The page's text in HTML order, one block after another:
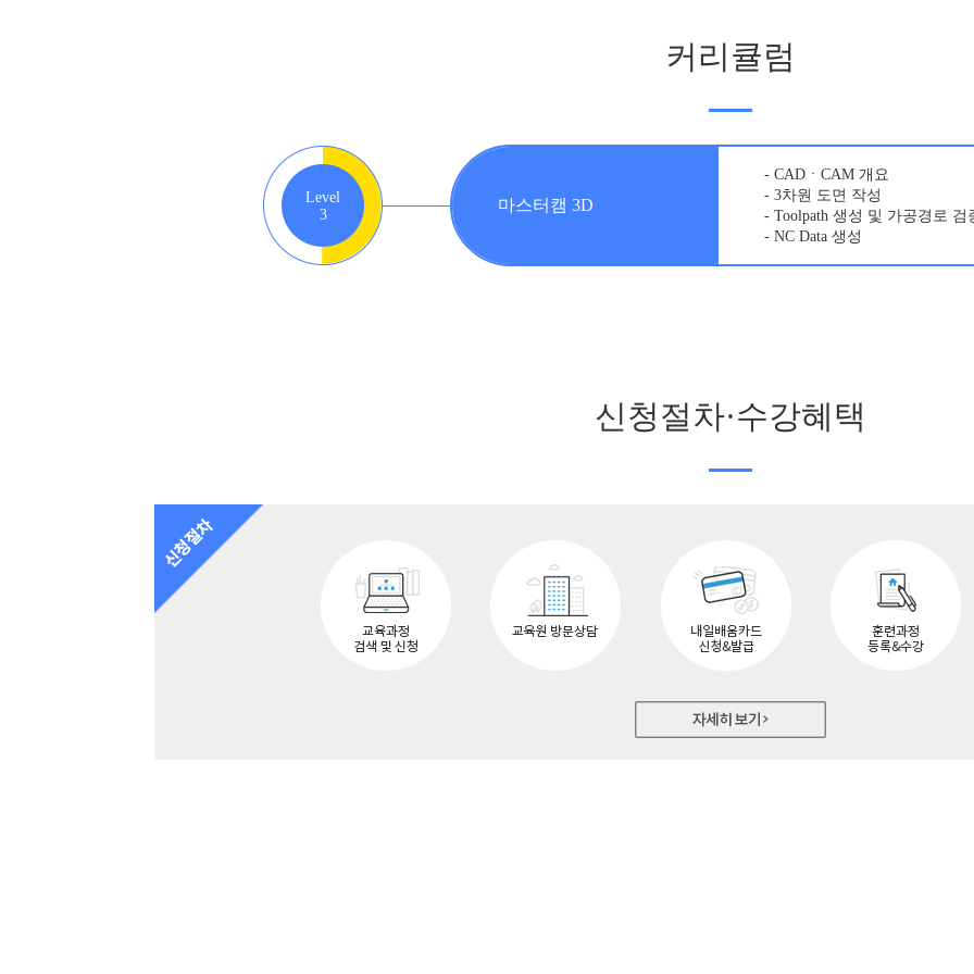
커리큘럼
Level
3
마스터캠 3D
- CADㆍCAM 개요
- 3차원 도면 작성
- Toolpath 생성 및 가공경로 검
- NC Data 생성
신청절차·수강혜택